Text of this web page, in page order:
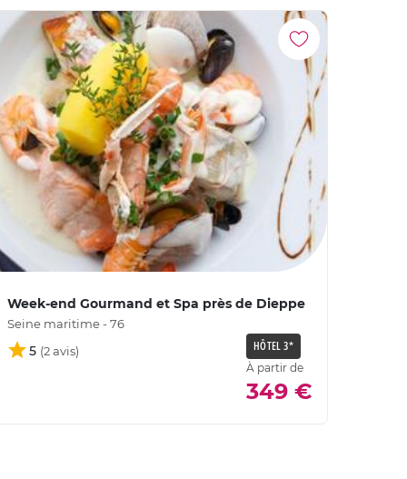
Week-end Gourmand et Spa près de Dieppe
Seine maritime - 76
5 HÔTEL 3*
À partir de
349 €